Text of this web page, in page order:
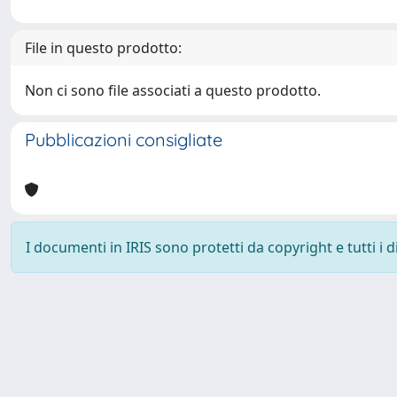
File in questo prodotto:
Non ci sono file associati a questo prodotto.
Pubblicazioni consigliate
I documenti in IRIS sono protetti da copyright e tutti i